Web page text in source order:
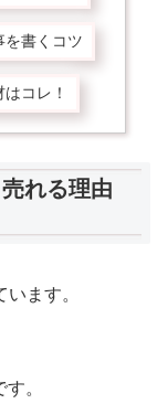
を書くコツ
コレ！
れる理由
ます。
。